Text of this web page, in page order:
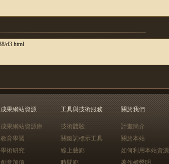
成果網站資源
成果網站資源庫
教育學習
學術研究
創意加值
工具與技術服務
技術體驗
關鍵詞標示工具
線上藝廊
時間廊
關於我們
計畫簡介
關於本站
如何利用本站資源
著作權聲明